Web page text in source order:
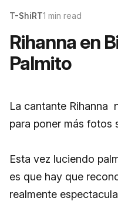
T-ShiRT1 min read
Rihanna en
Palmito
La cantante Rihanna
para poner más fotos
Esta vez luciendo
es que hay que
realmente